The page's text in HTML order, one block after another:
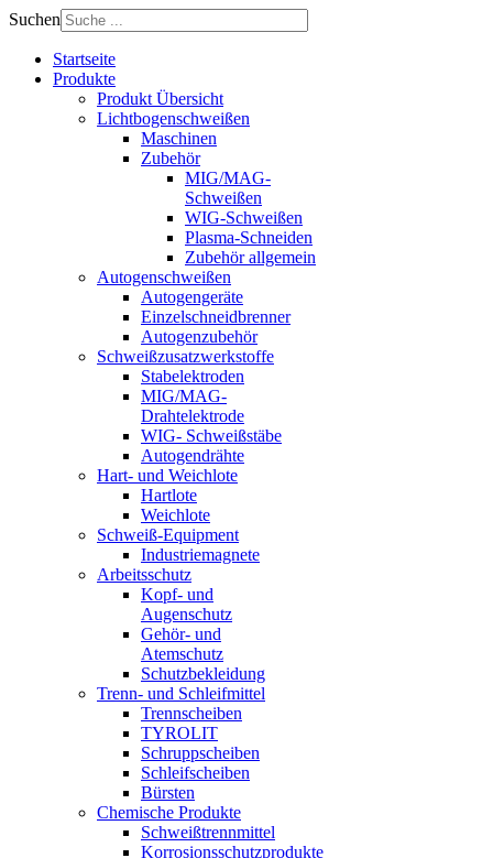
Suchen
Startseite
Produkte
Produkt Übersicht
Lichtbogenschweißen
Maschinen
Zubehör
MIG/MAG-
Schweißen
WIG-Schweißen
Plasma-Schneiden
Zubehör allgemein
Autogenschweißen
Autogengeräte
Einzelschneidbrenner
Autogenzubehör
Schweißzusatzwerkstoffe
Stabelektroden
MIG/MAG-
Drahtelektrode
WIG- Schweißstäbe
Autogendrähte
Hart- und Weichlote
Hartlote
Weichlote
Schweiß-Equipment
Industriemagnete
Arbeitsschutz
Kopf- und
Augenschutz
Gehör- und
Atemschutz
Schutzbekleidung
Trenn- und Schleifmittel
Trennscheiben
TYROLIT
Schruppscheiben
Schleifscheiben
Bürsten
Chemische Produkte
Schweißtrennmittel
Korrosionsschutzprodukte